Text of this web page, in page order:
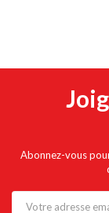
Abonnez-vous